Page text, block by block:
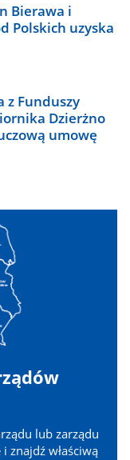
Bierawa i
Polskich uzyska
z Funduszy
Dzierżno
umowę
lub zarządu
znajdź właściwą